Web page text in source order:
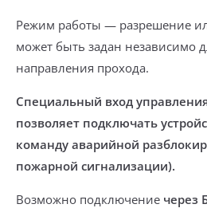
Режим работы — разрешение
может быть задан независимо
направления прохода.
Специальный вход
позволяет подключать
команду аварийной
пожарной сигнализации).
Возможно подключение через